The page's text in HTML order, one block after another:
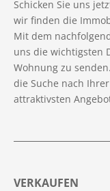
VERKAUFEN
Schicken Sie uns
wir finden die
Mit dem
uns die wichtigsten
Wohnung zu
die Suche nach
attraktivsten